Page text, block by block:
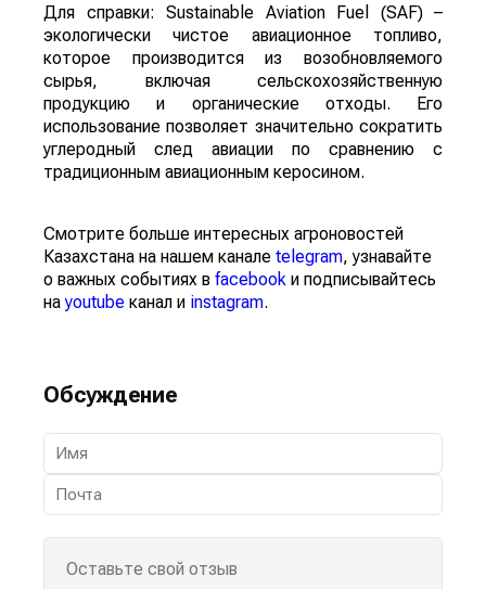
Для справки: Sustainable Aviation Fuel (SAF) –
экологически чистое авиационное топливо,
которое производится из возобновляемого
сырья, включая сельскохозяйственную
продукцию и органические отходы. Его
использование позволяет значительно сократить
углеродный след авиации по сравнению с
традиционным авиационным керосином.
Смотрите больше интересных агроновостей
Казахстана на нашем канале telegram, узнавайте
о важных событиях в facebook и подписывайтесь
наyoutube канал и instagram.
Обсуждение